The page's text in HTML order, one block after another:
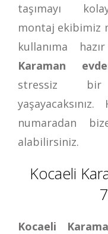
taşımayı
montaj ekibimiz
kullanıma
Karaman
stressiz bir
yaşayacaksınız.
numaradan
alabilirsiniz.
Kocaeli
Kocaeli